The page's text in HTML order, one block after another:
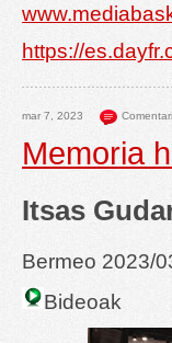
https://
mar 7, 2023
Memoria
Itsas
Bermeo 2023/
Bideoak